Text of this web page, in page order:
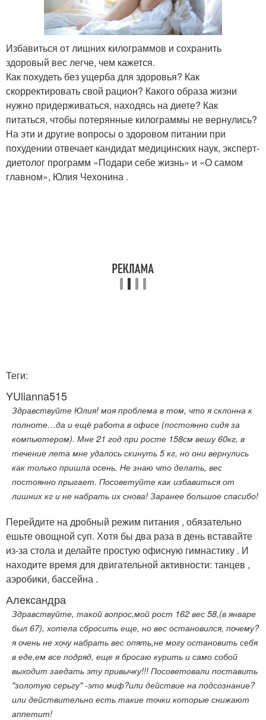
Избавиться от лишних килограммов и сохранить
здоровый вес легче, чем кажется.
Как похудеть без ущерба для здоровья? Как
скорректировать свой рацион? Какого образа жизни
нужно придерживаться, находясь на диете? Как
питаться, чтобы потерянные килограммы не вернулись?
На эти и другие вопросы о здоровом питании при
похудении отвечает кандидат медицинских наук, эксперт-
диетолог программ «Подари себе жизнь» и «О самом
главном», Юлия Чехонина .
Теги:
YUlianna515
Здравствуйте Юлия! моя проблема в том, что я склонна к
полноте…да и ещё работа в офисе (постоянно сидя за
компьютером). Мне 21 год при росте 158см вешу 60кг, в
течение лета мне удалось скинуть 5 кг, но они вернулись
как только пришла осень. Не знаю что делать, вес
постоянно прыгает. Посоветуйте как избавиться от
лишних кг и не набрать их снова! Заранее большое спасибо!
Перейдите на дробный режим питания , обязательно
ешьте овощной суп. Хотя бы два раза в день вставайте
из-за стола и делайте простую офисную гимнастику . И
находите время для двигательной активности: танцев ,
аэробики, бассейна .
Александра
Здравствуйте, такой вопрос,мой рост 162 вес 58,(в январе
был 67), хотела сбросить еще, но вес остановился, почему?
я очень не хочу набрать вес опять,не могу остановить себя
в еде,ем все подряд, еще я бросаю курить и само собой
выходит заедать эту привычку!!! Посоветовали поставить
"золотую серьгу" -это миф?или действие на подсознание?
или действительно есть такие точки которые снижают
аппетит!